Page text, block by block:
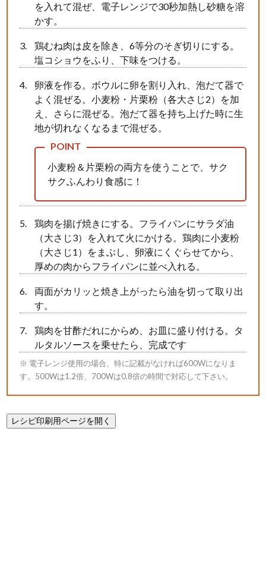
を入れて混ぜ、電子レンジで30秒加熱し砂糖を溶
かす。
鶏むね肉は皮を除き、6等分のそぎ切りにする。
塩コショウをふり、下味をつける。
卵液を作る。ボウルに卵を割り入れ、泡だて器で
よく混ぜる。小麦粉・片栗粉（各大さじ2）を加
え、さらに混ぜる。泡だて器を持ち上げた時に生
地が切れなくなるまで混ぜる。
小麦粉＆片栗粉の両方を使うことで、サク
サクふんわり食感に！
鶏肉を揚げ焼きにする。フライパンにサラダ油
（大さじ3）を入れて火にかける。鶏肉に小麦粉
（大さじ1）をまぶし、卵液にくぐらせてから、
厚めの肉からフライパンに並べ入れる。
両面がカリッと焼き上がったら油を切って取り出
す。
鶏肉を甘酢だれにからめ、お皿に盛り付ける。タ
ルタルソースを乗せたら、完成です
※ 電子レンジ使用の場合、特に記載がなければ600Wになりま
す。500Wは1.2倍、700Wは0.8倍の時間で対応して下さい。